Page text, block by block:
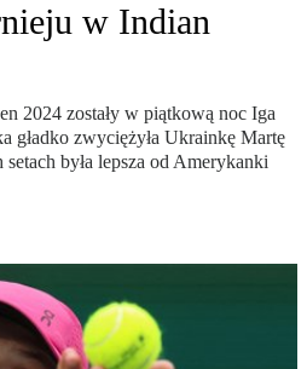
w Indian
2024 zostały w piątkową noc Iga
gładko zwyciężyła Ukrainkę Martę
była lepsza od Amerykanki